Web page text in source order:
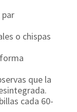
o chispas
que la
cada 60-